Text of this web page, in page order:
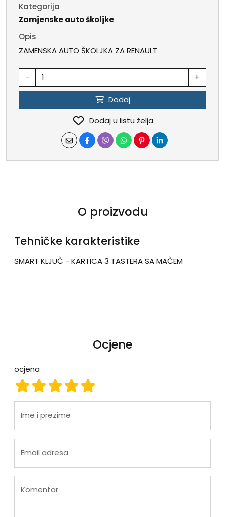
Kategorija
Zamjenske auto školjke
Opis
ZAMENSKA AUTO ŠKOLJKA ZA RENAULT
- +
Dodaj
Dodaj u listu želja
O proizvodu
Tehničke karakteristike
SMART KLJUČ - KARTICA 3 TASTERA SA MAČEM
Ocjene
ocjena
ocjena 5
ocjena 4
ocjena 3
ocjena 2
ocjena 1
Ime i prezime
Email adresa
Komentar